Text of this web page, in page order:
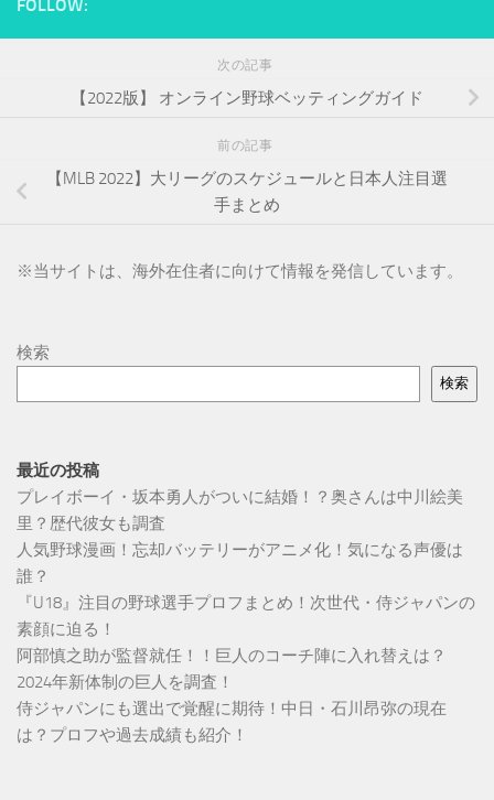
FOLLOW:
次の記事
【2022版】 オンライン野球ベッティングガイド
前の記事
【MLB 2022】大リーグのスケジュールと日本人注目選
手まとめ
※当サイトは、海外在住者に向けて情報を発信しています。
検索
検索
最近の投稿
プレイボーイ・坂本勇人がついに結婚！？奥さんは中川絵美
里？歴代彼女も調査
人気野球漫画！忘却バッテリーがアニメ化！気になる声優は
誰？
『U18』注目の野球選手プロフまとめ！次世代・侍ジャパンの
素顔に迫る！
阿部慎之助が監督就任！！巨人のコーチ陣に入れ替えは？
2024年新体制の巨人を調査！
侍ジャパンにも選出で覚醒に期待！中日・石川昂弥の現在
は？プロフや過去成績も紹介！